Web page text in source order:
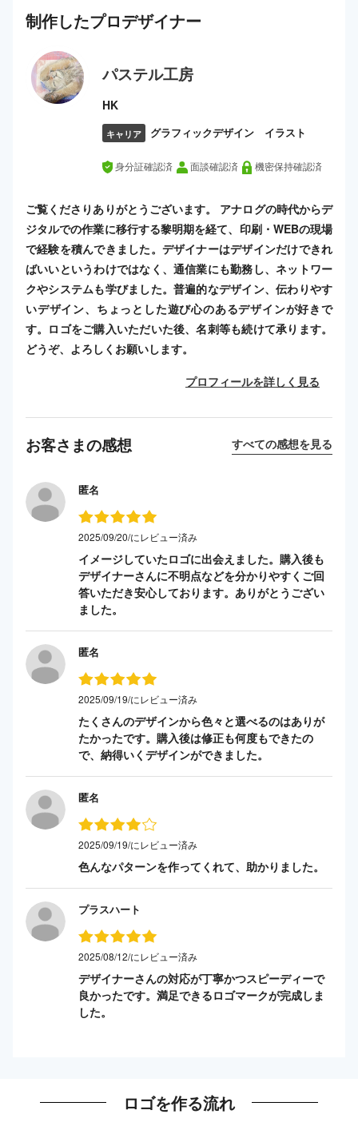
制作したプロデザイナー
パステル工房
HK
キャリア グラフィックデザイン イラスト
身分証確認済 面談確認済 機密保持確認済
ご覧くださりありがとうございます。 アナログの時代からデ
ジタルでの作業に移行する黎明期を経て、印刷・WEBの現場
で経験を積んできました。デザイナーはデザインだけできれ
ばいいというわけではなく、通信業にも勤務し、ネットワー
クやシステムも学びました。普遍的なデザイン、伝わりやす
いデザイン、ちょっとした遊び心のあるデザインが好きで
す。ロゴをご購入いただいた後、名刺等も続けて承ります。
どうぞ、よろしくお願いします。
プロフィールを詳しく見る
お客さまの感想 すべての感想を見る
匿名
2025/09/20/にレビュー済み
イメージしていたロゴに出会えました。購入後も
デザイナーさんに不明点などを分かりやすくご回
答いただき安心しております。ありがとうござい
ました。
匿名
2025/09/19/にレビュー済み
たくさんのデザインから色々と選べるのはありが
たかったです。購入後は修正も何度もできたの
で、納得いくデザインができました。
匿名
2025/09/19/にレビュー済み
色んなパターンを作ってくれて、助かりました。
プラスハート
2025/08/12/にレビュー済み
デザイナーさんの対応が丁寧かつスピーディーで
良かったです。満足できるロゴマークが完成しま
した。
ロゴを作る流れ